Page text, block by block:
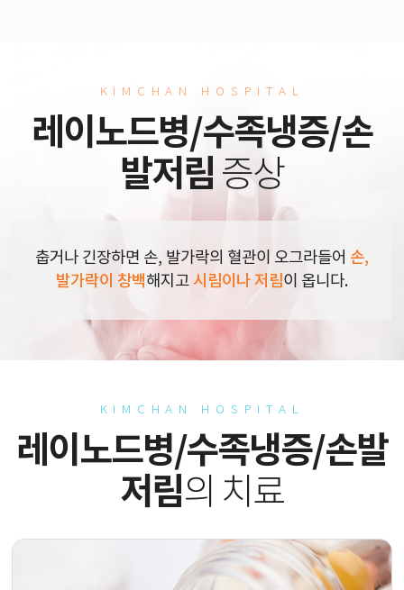
KIMCHAN HOSPITAL
레이노드병/수족냉증/손
발저림 증상
춥거나 긴장하면 손, 발가락의 혈관이 오그라들어 손,
발가락이 창백해지고 시림이나 저림이 옵니다.
KIMCHAN HOSPITAL
레이노드병/수족냉증/손발
저림의 치료